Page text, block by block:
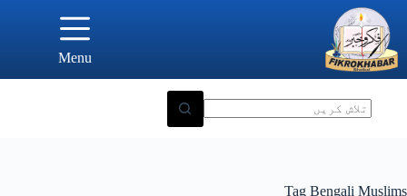
content
Menu
Tag Bengali Muslims